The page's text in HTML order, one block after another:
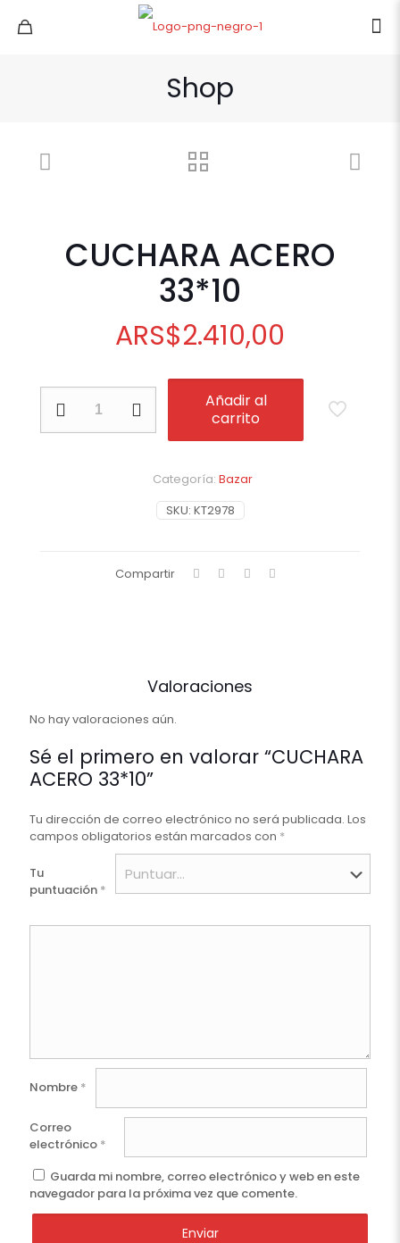
Shop
CUCHARA ACERO
33*10
ARS$2.410,00
ACERO
33*10
Añadir al
carrito
SKU: KT2978
Categoría: Bazar
Compartir
Valoraciones
No hay valoraciones aún.
Sé el primero en valorar “CUCHARA
ACERO 33*10”
Tu dirección de correo electrónico no será publicada. Los
campos obligatorios están marcados con *
Tu
puntuación *
Nombre *
Correo
electrónico *
Guarda mi nombre, correo electrónico y web en este
navegador para la próxima vez que comente.